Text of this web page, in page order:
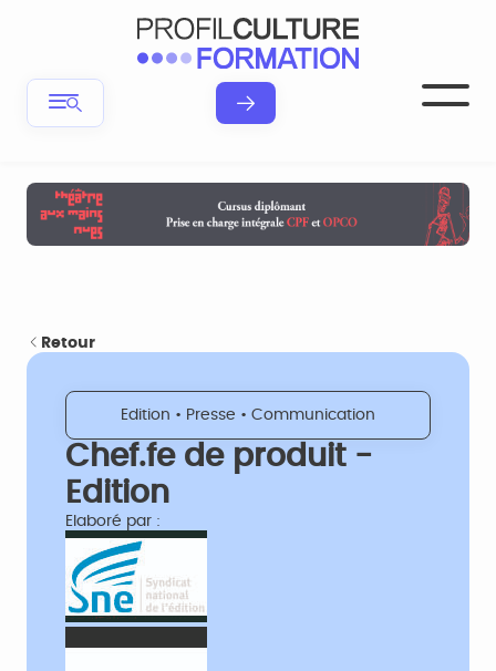
Retour
Edition • Presse • Communication
Chef.fe de produit -
Edition
Elaboré par :